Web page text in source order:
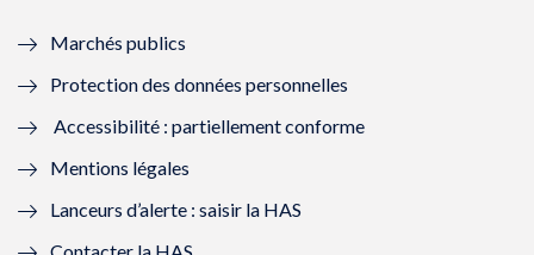
n
ê
t
r
e
n
ê
r
ê
t
e
ê
Marchés publics
Protection des données personnelles
Accessibilité : partiellement conforme
Mentions légales
Lanceurs d’alerte : saisir la HAS
Contacter la HAS